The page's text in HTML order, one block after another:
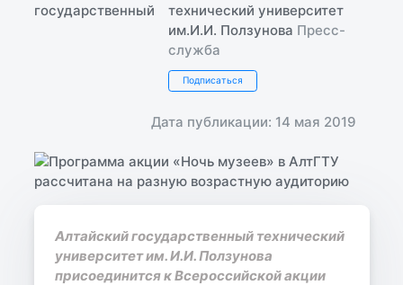
технический университет
им.И.И. Ползунова Пресс-
служба
Подписаться
Дата публикации: 14 мая 2019
Алтайский государственный технический
университет им. И.И. Ползунова
присоединится к Всероссийской акции